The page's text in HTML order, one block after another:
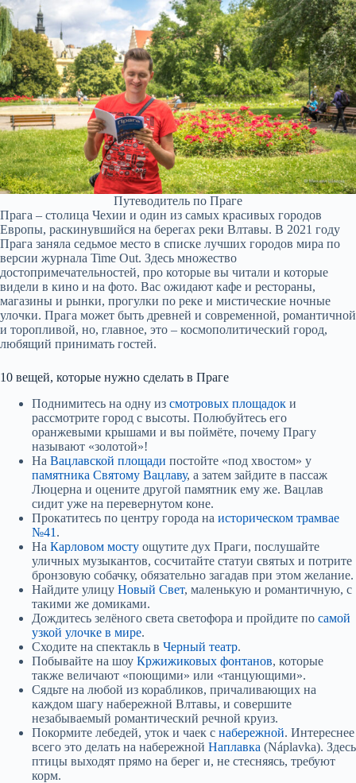
Путеводитель по Праге
Прага – столица Чехии и один из самых красивых городов
Европы, раскинувшийся на берегах реки Влтавы. В 2021 году
Прага заняла седьмое место в списке лучших городов мира по
версии журнала Time Out. Здесь множество
достопримечательностей, про которые вы читали и которые
видели в кино и на фото. Вас ожидают кафе и рестораны,
магазины и рынки, прогулки по реке и мистические ночные
улочки. Прага может быть древней и современной, романтичной
и торопливой, но, главное, это – космополитический город,
любящий принимать гостей.
10 вещей, которые нужно сделать в Праге
Поднимитесь на одну из смотровых площадок и
рассмотрите город с высоты. Полюбуйтесь его
оранжевыми крышами и вы поймёте, почему Прагу
называют «золотой»!
На Вацлавской площади постойте «под хвостом» у
памятника Святому Вацлаву, а затем зайдите в пассаж
Люцерна и оцените другой памятник ему же. Вацлав
сидит уже на перевернутом коне.
Прокатитесь по центру города на историческом трамвае
№41 .
На Карловом мосту ощутите дух Праги, послушайте
уличных музыкантов, сосчитайте статуи святых и потрите
бронзовую собачку, обязательно загадав при этом желание.
Найдите улицу Новый Свет, маленькую и романтичную, с
такими же домиками.
Дождитесь зелёного света светофора и пройдите по самой
узкой улочке в мире.
Сходите на спектакль в Черный театр.
Побывайте на шоу Кржижиковых фонтанов, которые
также величают «поющими» или «танцующими».
Сядьте на любой из корабликов, причаливающих на
каждом шагу набережной Влтавы, и совершите
незабываемый романтический речной круиз.
Покормите лебедей, уток и чаек с набережной. Интереснее
всего это делать на набережной Наплавка (Náplavka). Здесь
птицы выходят прямо на берег и, не стесняясь, требуют
корм.